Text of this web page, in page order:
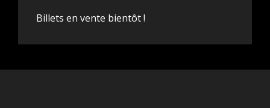
Billets en vente bientôt !